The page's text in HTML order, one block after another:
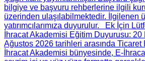
bilgiye ve başvuru rehberlerine ilgili
üzerinden ulaşılabilmektedir. İlgilenen
yatırımcılarımıza duyurulur. Ek İçin
İhracat Akademisi Eğitim Duyurusu:
Ağustos 2026 tarihleri arasında Ticaret
İhracat Akademisi bünyesinde, E-